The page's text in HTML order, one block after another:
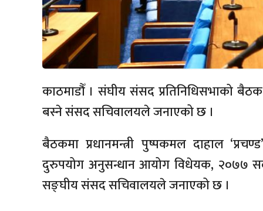
काठमाडौँ । संघीय संसद प्रतिनिधिसभाको
बस्ने संसद सचिवालयले जनाएको छ ।
बैठकमा प्रधानमन्त्री पुष्पकमल दाहाल
दुरुपयोग अनुसन्धान आयोग विधेयक, २०७७
सङ्घीय संसद सचिवालयले जनाएको छ ।